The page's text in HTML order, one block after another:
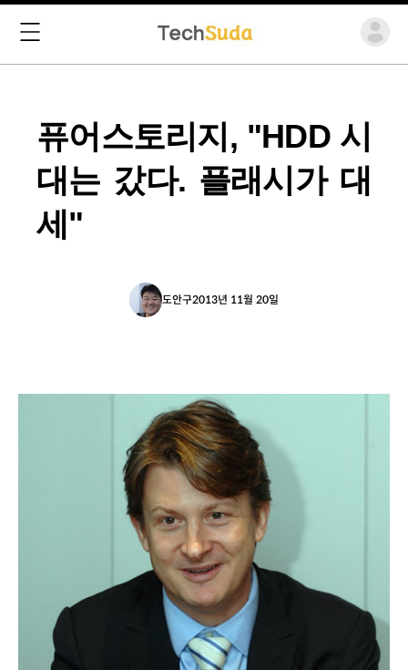
퓨어스토리지, "HDD 시
대는 갔다. 플래시가 대
세"
도안구2013년 11월 20일